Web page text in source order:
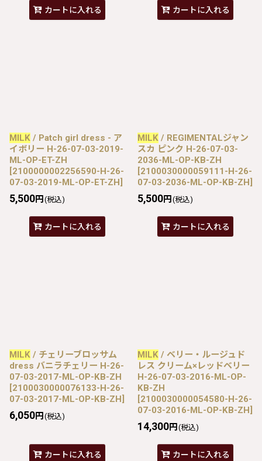
カートに入れる カートに入れる
MILK / Patch girl dress - ア
イボリー H-26-07-03-2019-
ML-OP-ET-ZH
[2100000002256590-H-26-
07-03-2019-ML-OP-ET-ZH]
5,500円 (税込)
カートに入れる
MILK / REGIMENTALジャン
スカ ピンク H-26-07-03-
2036-ML-OP-KB-ZH
[2100030000059111-H-26-
07-03-2036-ML-OP-KB-ZH]
5,500円 (税込)
カートに入れる
MILK / チェリーブロッサム
dress バニラチェリー H-26-
07-03-2017-ML-OP-KB-ZH
[2100030000076133-H-26-
07-03-2017-ML-OP-KB-ZH]
6,050円 (税込)
カートに入れる
MILK / ベリー・ルージュド
レス クリーム×レッドベリー
H-26-07-03-2016-ML-OP-
KB-ZH
[2100030000054580-H-26-
07-03-2016-ML-OP-KB-ZH]
14,300円 (税込)
カートに入れる